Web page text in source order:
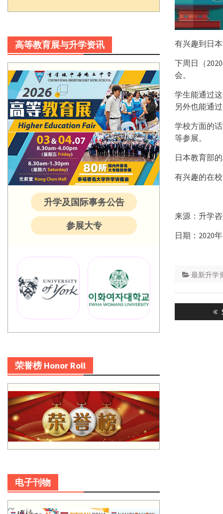
有兴趣到日
下周日（
会。
学生能通过
另外也能通
学校方面的
等参展。
日本教育部
有兴趣的在
来源：升学
日期：2020
最新升学
Post
高等教育展与升学资讯
升学及国际事务公告
参展大专
荣誉榜 Honor Roll
电子刊物